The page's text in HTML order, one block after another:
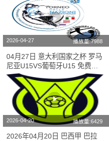
2026-04-27 播放量:7988
04月27日 意大利国家之杯 罗马
尼亚U15VS葡萄牙U15 免费在
线高清直播
2026-04-20 播放量:6429
2026年04月20日 巴西甲 巴拉